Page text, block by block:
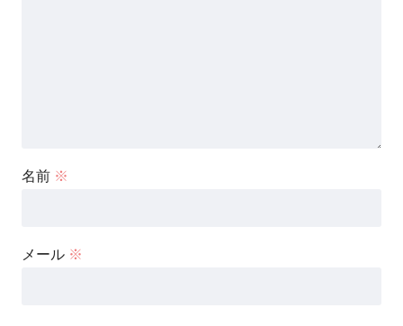
名前 ※
メール ※